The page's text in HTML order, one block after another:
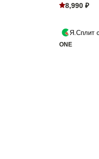
8,990 ₽
Я.Сплит
ONE